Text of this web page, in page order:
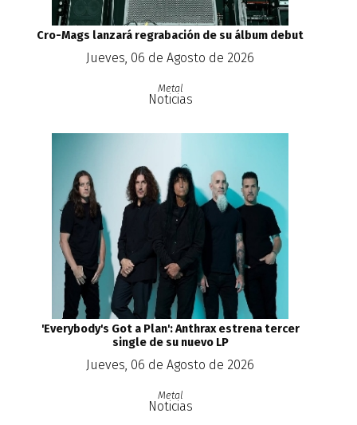
Cro-Mags lanzará regrabación de su álbum debut
Jueves, 06 de Agosto de 2026
Metal
Noticias
'Everybody's Got a Plan': Anthrax estrena tercer
single de su nuevo LP
Jueves, 06 de Agosto de 2026
Metal
Noticias